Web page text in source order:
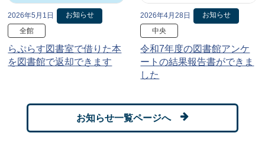
2026年5月1日
お知らせ
全館
らぷらす図書室で借りた本
を図書館で返却できます
2026年4月28日
お知らせ
中央
令和7年度の図書館アンケ
ートの結果報告書ができま
した
お知らせ一覧ページへ